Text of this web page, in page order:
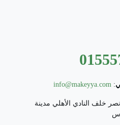
:
info@makeyya.com
خلف النادي الأهلي مدينة